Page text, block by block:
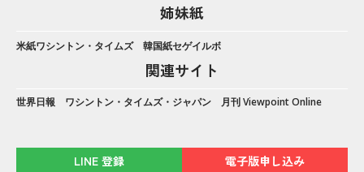
姉妹紙
米紙ワシントン・タイムズ 韓国紙セゲイルボ
関連サイト
世界日報 ワシントン・タイムズ・ジャパン 月刊 Viewpoint Online
LINE 登録 電子版申し込み